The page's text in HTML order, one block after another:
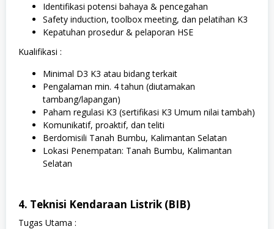
Identifikasi potensi bahaya & pencegahan
Safety induction, toolbox meeting, dan pelatihan K3
Kepatuhan prosedur & pelaporan HSE
Kualifikasi :
Minimal D3 K3 atau bidang terkait
Pengalaman min. 4 tahun (diutamakan
tambang/lapangan)
Paham regulasi K3 (sertifikasi K3 Umum nilai tambah)
Komunikatif, proaktif, dan teliti
Berdomisili Tanah Bumbu, Kalimantan Selatan
Lokasi Penempatan: Tanah Bumbu, Kalimantan
Selatan
4. Teknisi Kendaraan Listrik (BIB)
Tugas Utama :